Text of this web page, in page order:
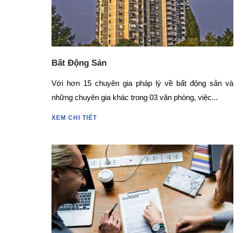
Bất Động Sản
Với hơn 15 chuyên gia pháp lý về bất động sản và
những chuyên gia khác trong 03 văn phòng, việc...
XEM CHI TIẾT